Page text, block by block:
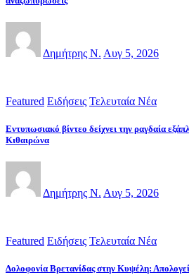
Δημήτρης Ν. Αυγ 5, 2026
Featured Ειδήσεις Τελευταία Νέα
Εντυπωσιακό βίντεο δείχνει την ραγδαία
Κιθαιρώνα
Δημήτρης Ν. Αυγ 5, 2026
Featured Ειδήσεις Τελευταία Νέα
Δολοφονία Βρετανίδας στην Κυψέλη: